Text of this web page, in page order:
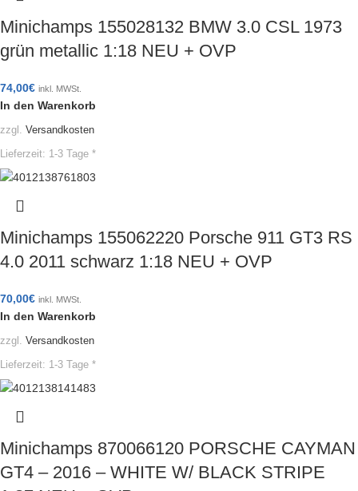
Minichamps 155028132 BMW 3.0 CSL 1973
grün metallic 1:18 NEU + OVP
74,00€ inkl. MWSt.
In den Warenkorb
zzgl. Versandkosten
Lieferzeit: 1-3 Tage *
Minichamps 155062220 Porsche 911 GT3 RS
4.0 2011 schwarz 1:18 NEU + OVP
70,00€ inkl. MWSt.
In den Warenkorb
zzgl. Versandkosten
Lieferzeit: 1-3 Tage *
Minichamps 870066120 PORSCHE CAYMAN
GT4 – 2016 – WHITE W/ BLACK STRIPE